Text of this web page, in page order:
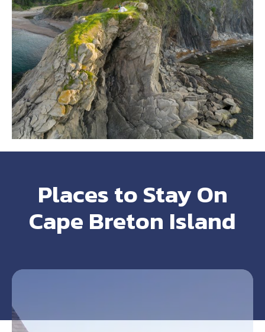
Places to Stay On
Cape Breton Island